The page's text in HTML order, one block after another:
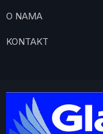
O NAMA
KONTAKT